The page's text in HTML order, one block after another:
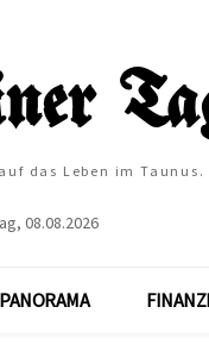
das Leben im Taunus.
08.08.2026
PANORAMA